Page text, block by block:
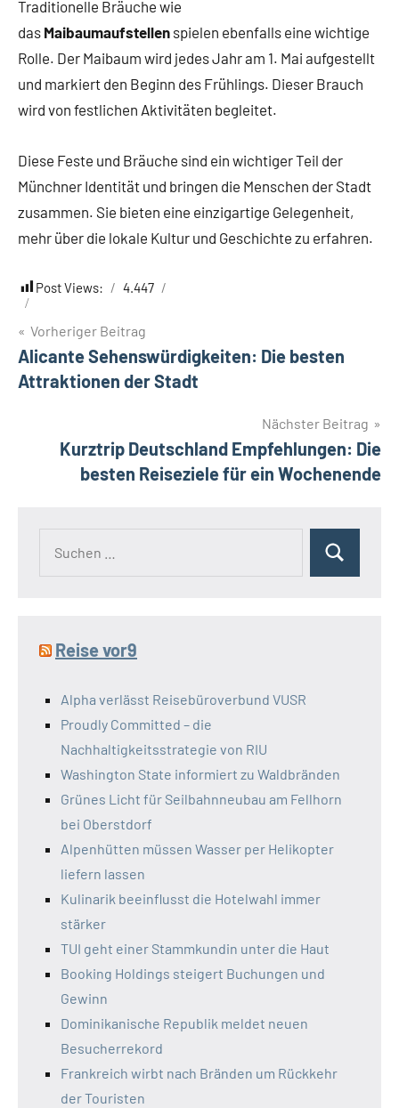
Traditionelle Bräuche wie
das Maibaumaufstellen spielen ebenfalls eine wichtige
Rolle. Der Maibaum wird jedes Jahr am 1. Mai aufgestellt
und markiert den Beginn des Frühlings. Dieser Brauch
wird von festlichen Aktivitäten begleitet.
Diese Feste und Bräuche sind ein wichtiger Teil der
Münchner Identität und bringen die Menschen der Stadt
zusammen. Sie bieten eine einzigartige Gelegenheit,
mehr über die lokale Kultur und Geschichte zu erfahren.
Post Views: 4.447
Beitragsnavigation
Vorheriger Beitrag
Alicante Sehenswürdigkeiten: Die besten
Attraktionen der Stadt
Nächster Beitrag
Kurztrip Deutschland Empfehlungen: Die
besten Reiseziele für ein Wochenende
Suchen
Reise vor9
Alpha verlässt Reisebüroverbund VUSR
Proudly Committed – die
Nachhaltigkeitsstrategie von RIU
Washington State informiert zu Waldbränden
Grünes Licht für Seilbahnneubau am Fellhorn
bei Oberstdorf
Alpenhütten müssen Wasser per Helikopter
liefern lassen
Kulinarik beeinflusst die Hotelwahl immer
stärker
TUI geht einer Stammkundin unter die Haut
Booking Holdings steigert Buchungen und
Gewinn
Dominikanische Republik meldet neuen
Besucherrekord
Frankreich wirbt nach Bränden um Rückkehr
der Touristen